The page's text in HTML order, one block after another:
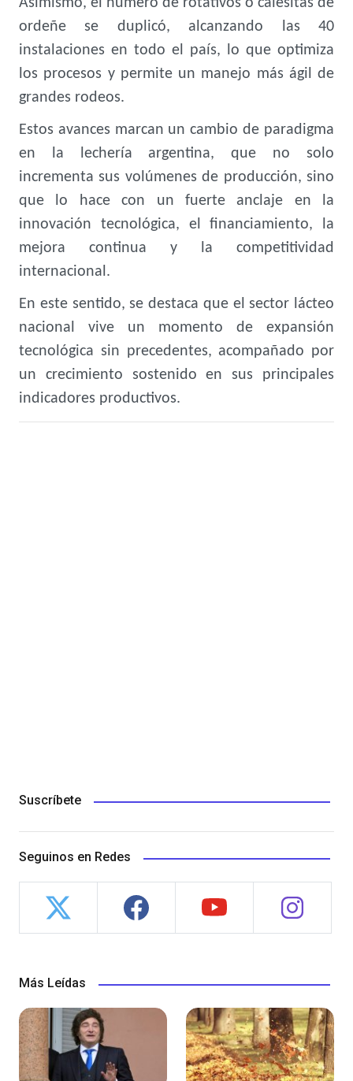
Asimismo, el número de rotativos o calesitas de
ordeñe se duplicó, alcanzando las 40
instalaciones en todo el país, lo que optimiza
los procesos y permite un manejo más ágil de
grandes rodeos.
Estos avances marcan un cambio de paradigma
en la lechería argentina, que no solo
incrementa sus volúmenes de producción, sino
que lo hace con un fuerte anclaje en la
innovación tecnológica, el financiamiento, la
mejora continua y la competitividad
internacional.
En este sentido, se destaca que el sector lácteo
nacional vive un momento de expansión
tecnológica sin precedentes, acompañado por
un crecimiento sostenido en sus principales
indicadores productivos.
Suscríbete
Seguinos en Redes
Más Leídas